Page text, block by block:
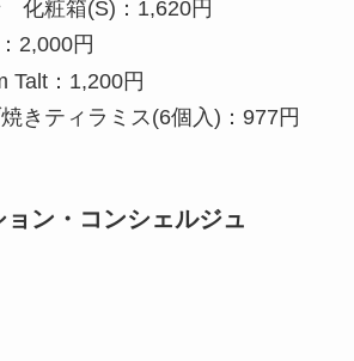
化粧箱(S)：1,620円
2,000円
Talt：1,200円
きティラミス(6個入)：977円
ン・コンシェルジュ